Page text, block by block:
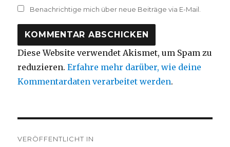
Benachrichtige mich über neue Beiträge via E-Mail.
Diese Website verwendet Akismet, um Spam zu
reduzieren.Erfahre mehr darüber, wie deine
Kommentardaten verarbeitet werden.
VERÖFFENTLICHT IN